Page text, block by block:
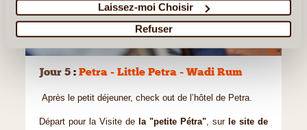
Laissez-moi Choisir
Refuser
©
Jour 5 : Petra - Little Petra - Wadi Rum
Après le petit déjeuner, check out de l’hôtel de Petra.
Départ pour la Visite de la "petite Pétra", sur le site de